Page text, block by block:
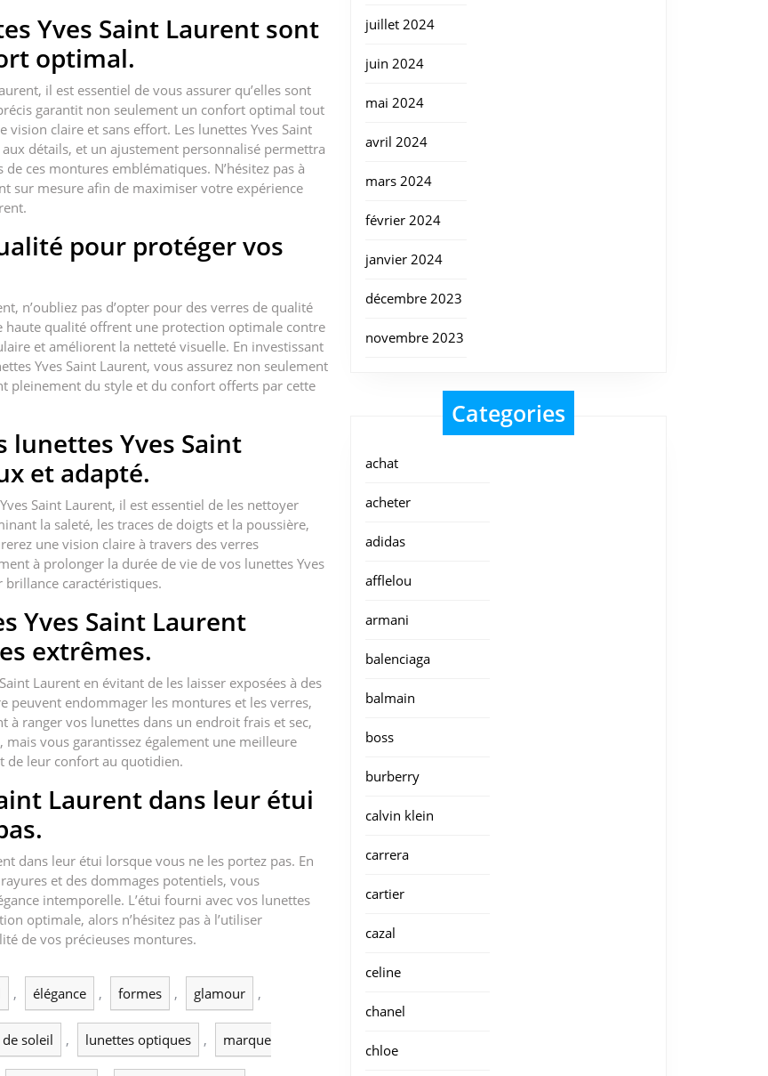
Yves Saint Laurent sont
optimal.
il est essentiel de vous assurer qu’elles sont
garantit non seulement un confort optimal tout
claire et sans effort. Les lunettes Yves Saint
détails, et un ajustement personnalisé permettra
ces montures emblématiques. N’hésitez pas à
sur mesure afin de maximiser votre expérience
pour protéger vos
n’oubliez pas d’opter pour des verres de qualité
haute qualité offrent une protection optimale contre
et améliorent la netteté visuelle. En investissant
Yves Saint Laurent, vous assurez non seulement
pleinement du style et du confort offerts par cette
Yves Saint
et adapté.
Saint Laurent, il est essentiel de les nettoyer
la saleté, les traces de doigts et la poussière,
une vision claire à travers des verres
à prolonger la durée de vie de vos lunettes Yves
caractéristiques.
Yves Saint Laurent
extrêmes.
Laurent en évitant de les laisser exposées à des
peuvent endommager les montures et les verres,
ranger vos lunettes dans un endroit frais et sec,
vous garantissez également une meilleure
de leur confort au quotidien.
Laurent dans leur étui
dans leur étui lorsque vous ne les portez pas. En
et des dommages potentiels, vous
intemporelle. L’étui fourni avec vos lunettes
optimale, alors n’hésitez pas à l’utiliser
de vos précieuses montures.
, élégance , formes , glamour ,
soleil , lunettes optiques , marque
juillet 2024
juin 2024
mai 2024
avril 2024
mars 2024
février 2024
janvier 2024
décembre 2023
novembre 2023
Categories
achat
acheter
adidas
afflelou
armani
balenciaga
balmain
boss
burberry
calvin klein
carrera
cartier
cazal
celine
chanel
chloe